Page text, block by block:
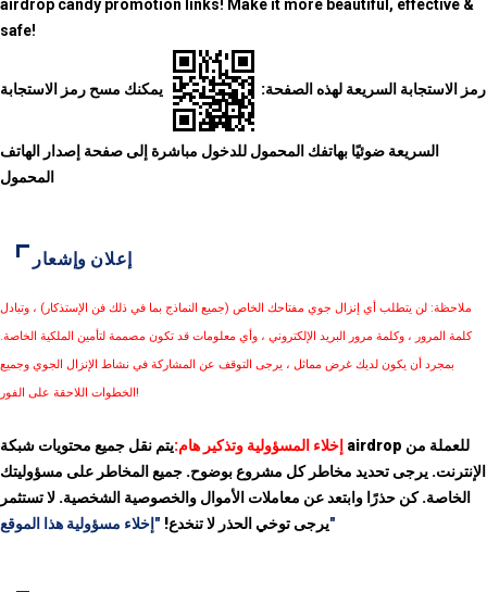
airdrop candy promotion links! Make it more beautiful, effective &
safe!
رمز الاستجابة السريعة لهذه الصفحة: يمكنك مسح رمز الاستجابة
السريعة ضوئيًا بهاتفك المحمول للدخول مباشرة إلى صفحة إصدار الهاتف
المحمول
إعلان وإشعار
ملاحظة: لن يتطلب أي إنزال جوي مفتاحك الخاص (جميع النماذج بما في ذلك فن الإستذكار) ، وتبادل
كلمة المرور ، وكلمة مرور البريد الإلكتروني ، وأي معلومات قد تكون مصممة لتأمين الملكية الخاصة.
بمجرد أن يكون لديك غرض مماثل ، يرجى التوقف عن المشاركة في نشاط الإنزال الجوي وجميع
الخطوات اللاحقة على الفور!
إخلاء المسؤولية وتذكير هام:يتم نقل جميع محتويات شبكة airdrop للعملة من
الإنترنت. يرجى تحديد مخاطر كل مشروع بوضوح. جميع المخاطر على مسؤوليتك
الخاصة. كن حذرًا وابتعد عن معاملات الأموال والخصوصية الشخصية. لا تستثمر
يرجى توخي الحذر لا تنخدع!"إخلاء مسؤولية هذا الموقع"